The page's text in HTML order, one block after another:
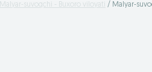
Malyar-suvoqchi - Buxoro viloyati Malyar-